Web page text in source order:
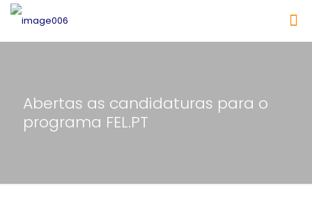
Abertas as candidaturas para o
programa FEL.PT